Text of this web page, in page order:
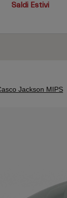
Saldi Estivi
Jackson MIPS